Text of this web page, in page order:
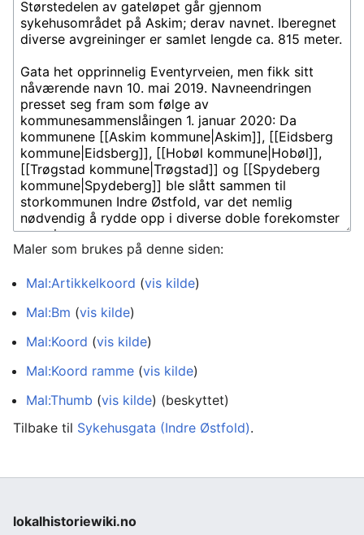
Maler som brukes på denne siden:
Mal:Artikkelkoord (vis kilde)
Mal:Bm (vis kilde)
Mal:Koord (vis kilde)
Mal:Koord ramme (vis kilde)
Mal:Thumb (vis kilde) (beskyttet)
Tilbake til Sykehusgata (Indre Østfold).
lokalhistoriewiki.no